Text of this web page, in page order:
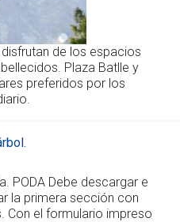
de los espacios
Plaza Batlle y
preferidos por los
PODA Debe descargar e
la primera sección con
el formulario impreso